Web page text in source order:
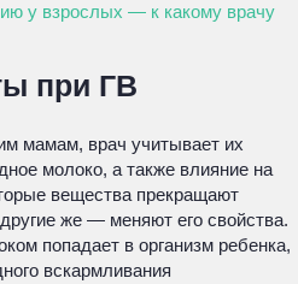
у взрослых — к какому врачу
при ГВ
мамам, врач учитывает их
молоко, а также влияние на
вещества прекращают
же — меняют его свойства.
попадает в организм ребенка,
вскармливания